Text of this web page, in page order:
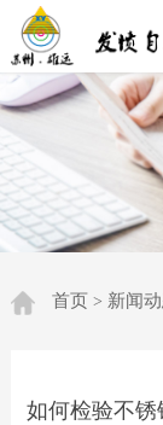
首页 > 新闻
如何检验不锈